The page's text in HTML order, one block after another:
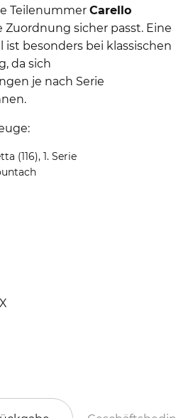
Teilenummer Carello
Zuordnung sicher passt. Eine
ist besonders bei klassischen
da sich
je nach Serie
(116), 1. Serie